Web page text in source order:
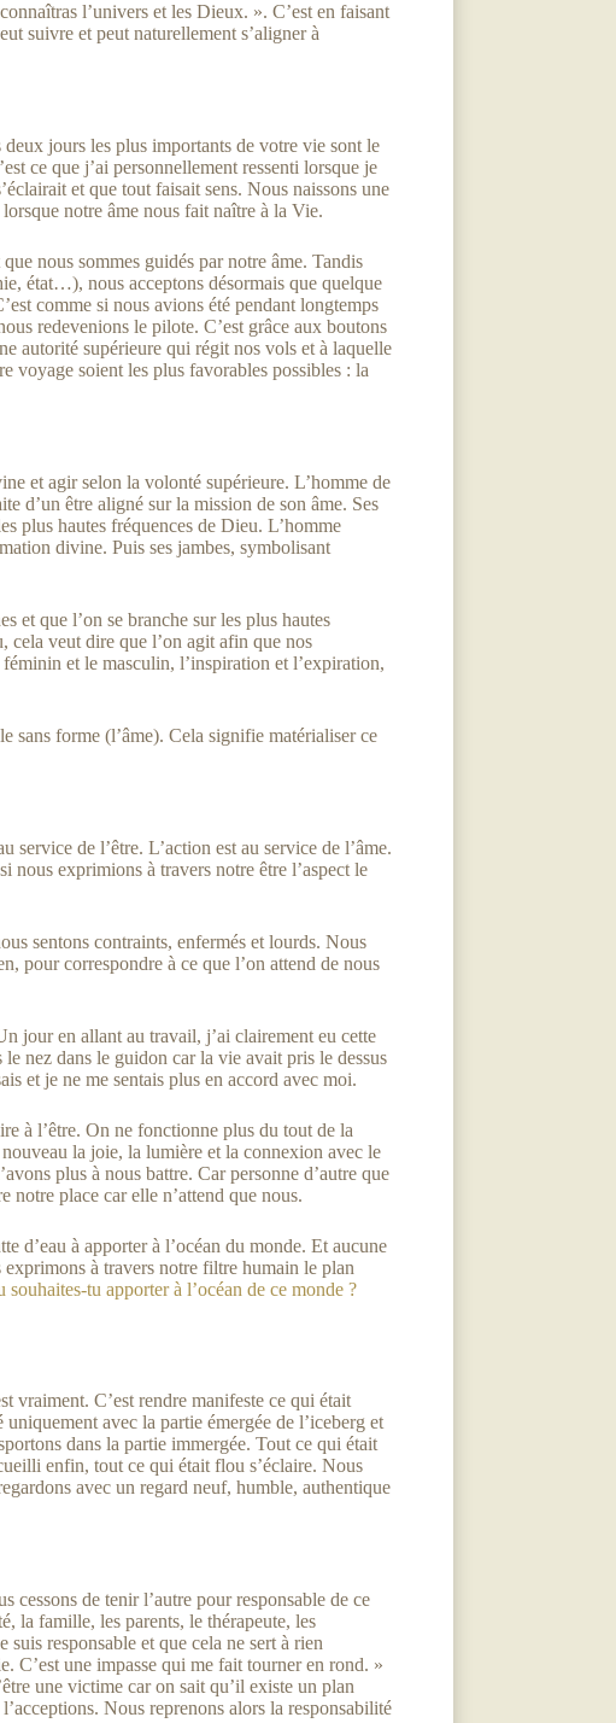
l’univers et les Dieux. ». C’est en faisant
suivre et peut naturellement s’aligner à
jours les plus importants de votre vie sont le
ce que j’ai personnellement ressenti lorsque je
et que tout faisait sens. Nous naissons une
notre âme nous fait naître à la Vie.
nous sommes guidés par notre âme. Tandis
état…), nous acceptons désormais que quelque
comme si nous avions été pendant longtemps
redevenions le pilote. C’est grâce aux boutons
autorité supérieure qui régit nos vols et à laquelle
voyage soient les plus favorables possibles : la
et agir selon la volonté supérieure. L’homme de
d’un être aligné sur la mission de son âme. Ses
plus hautes fréquences de Dieu. L’homme
divine. Puis ses jambes, symbolisant
et que l’on se branche sur les plus hautes
cela veut dire que l’on agit afin que nos
et le masculin, l’inspiration et l’expiration,
sans forme (l’âme). Cela signifie matérialiser ce
service de l’être. L’action est au service de l’âme.
nous exprimions à travers notre être l’aspect le
sentons contraints, enfermés et lourds. Nous
pour correspondre à ce que l’on attend de nous
jour en allant au travail, j’ai clairement eu cette
nez dans le guidon car la vie avait pris le dessus
et je ne me sentais plus en accord avec moi.
à l’être. On ne fonctionne plus du tout de la
la joie, la lumière et la connexion avec le
plus à nous battre. Car personne d’autre que
notre place car elle n’attend que nous.
d’eau à apporter à l’océan du monde. Et aucune
exprimons à travers notre filtre humain le plan
souhaites-tu apporter à l’océan de ce monde ?
vraiment. C’est rendre manifeste ce qui était
avec la partie émergée de l’iceberg et
dans la partie immergée. Tout ce qui était
enfin, tout ce qui était flou s’éclaire. Nous
avec un regard neuf, humble, authentique
cessons de tenir l’autre pour responsable de ce
la famille, les parents, le thérapeute, les
responsable et que cela ne sert à rien
C’est une impasse qui me fait tourner en rond. »
une victime car on sait qu’il existe un plan
Nous reprenons alors la responsabilité